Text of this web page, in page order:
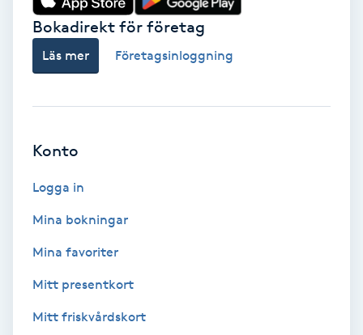
Gua Sha-massage
Herrklippning
Hollywood Peel
Bokadirekt för företag
Läs mer Företagsinloggning
Konto
Logga in
Mina bokningar
Mina favoriter
Mitt presentkort
Mitt friskvårdskort